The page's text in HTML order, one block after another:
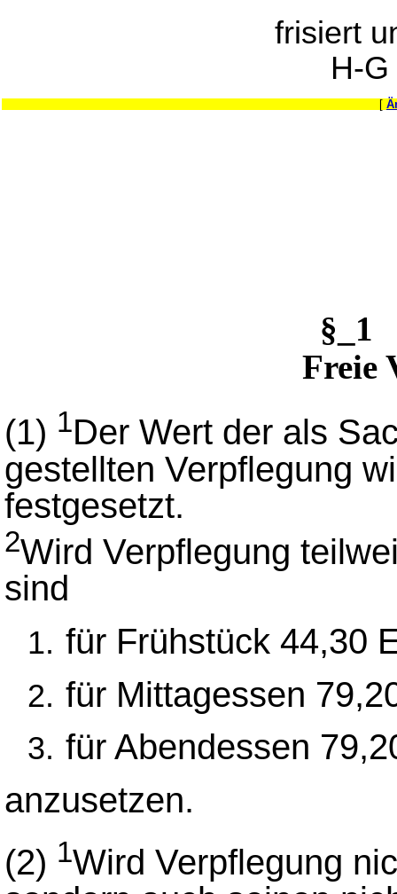
frisiert
H-
[
§_1
Freie
(1) 1Der Wert der als
gestellten Verpflegung
festgesetzt.
2Wird Verpflegung
sind
für Frühstück 44,30
für Mittagessen
für Abendessen
anzusetzen.
(2) 1Wird Verpflegung